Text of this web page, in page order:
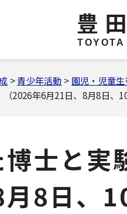
豊
>青少年活動 > 園児・児童
2026年6月21日、8月8日、
士と実
8日、